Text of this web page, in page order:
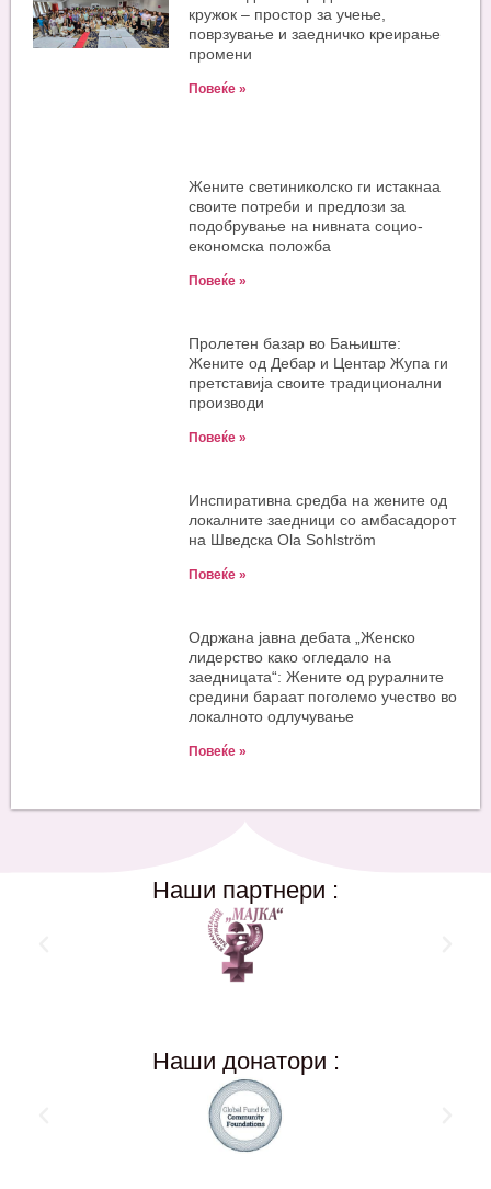
кружок – простор за учење,
поврзување и заедничко креирање
промени
Повеќе »
Жените светиниколско ги истакнаа
своите потреби и предлози за
подобрување на нивната социо-
економска положба
Повеќе »
Пролетен базар во Бањиште:
Жените од Дебар и Центар Жупа ги
претставија своите традиционални
производи
Повеќе »
Инспиративна средба на жените од
локалните заедници со амбасадорот
на Шведска Ola Sohlström
Повеќе »
Одржана јавна дебата „Женско
лидерство како огледало на
заедницата“: Жените од руралните
средини бараат поголемо учество во
локалното одлучување
Повеќе »
Наши партнери :
Наши донатори :